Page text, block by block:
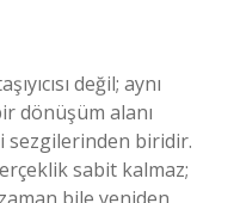
değil; aynı
dönüşüm alanı
sezgilerinden biridir.
sabit kalmaz;